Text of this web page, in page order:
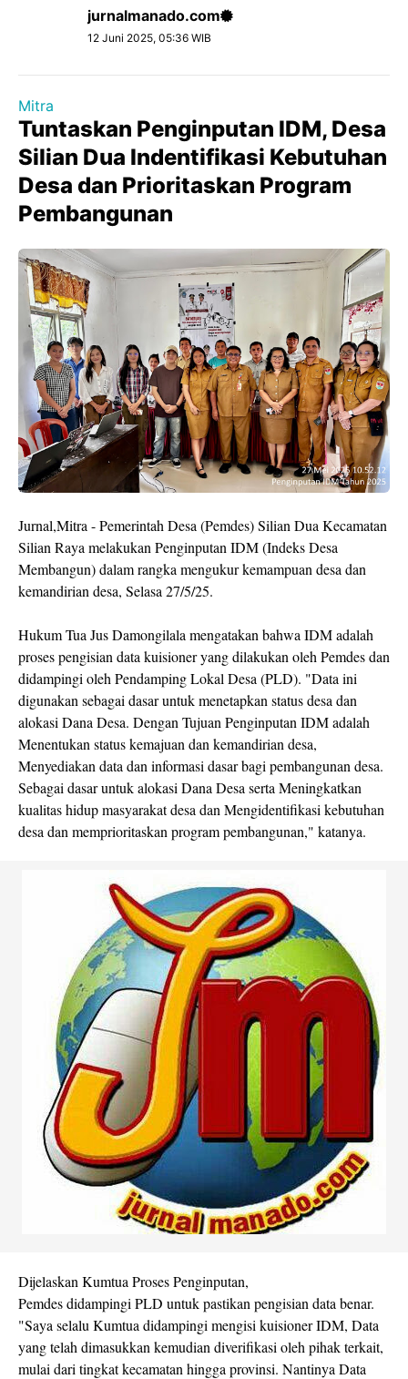
jurnalmanado.com
12 Juni 2025, 05:36 WIB
Mitra
Tuntaskan Penginputan IDM, Desa
Silian Dua Indentifikasi Kebutuhan
Desa dan Prioritaskan Program
Pembangunan
Jurnal,Mitra - Pemerintah Desa (Pemdes) Silian Dua Kecamatan
Silian Raya melakukan Penginputan IDM (Indeks Desa
Membangun) dalam rangka mengukur kemampuan desa dan
kemandirian desa, Selasa 27/5/25.
Hukum Tua Jus Damongilala mengatakan bahwa IDM adalah
proses pengisian data kuisioner yang dilakukan oleh Pemdes dan
didampingi oleh Pendamping Lokal Desa (PLD). "Data ini
digunakan sebagai dasar untuk menetapkan status desa dan
alokasi Dana Desa. Dengan Tujuan Penginputan IDM adalah
Menentukan status kemajuan dan kemandirian desa,
Menyediakan data dan informasi dasar bagi pembangunan desa.
Sebagai dasar untuk alokasi Dana Desa serta Meningkatkan
kualitas hidup masyarakat desa dan Mengidentifikasi kebutuhan
desa dan memprioritaskan program pembangunan," katanya.
Dijelaskan Kumtua Proses Penginputan,
Pemdes didampingi PLD untuk pastikan pengisian data benar.
"Saya selalu Kumtua didampingi mengisi kuisioner IDM, Data
yang telah dimasukkan kemudian diverifikasi oleh pihak terkait,
mulai dari tingkat kecamatan hingga provinsi. Nantinya Data